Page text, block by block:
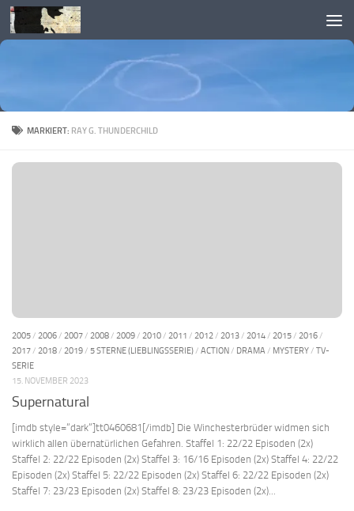
Skip to content
MARKIERT: RAY G. THUNDERCHILD
2005/ 2006/ 2007/ 2008/ 2009/ 2010/ 2011 / 2012/ 2013/ 2014/ 2015/ 2016/
2017/ 2018/ 2019/ 5 STERNE (LIEBLINGSSERIE)/ ACTION/ DRAMA / MYSTERY/ TV-
SERIE
15. NOVEMBER 2023
Supernatural
[imdb style=“dark“]tt0460681[/imdb] Die Winchesterbrüder widmen sich
wirklich allen übernatürlichen Gefahren. Staffel 1: 22/22 Episoden (2x)
Staffel 2: 22/22 Episoden (2x) Staffel 3: 16/16 Episoden (2x) Staffel 4: 22/22
Episoden (2x) Staffel 5: 22/22 Episoden (2x) Staffel 6: 22/22 Episoden (2x)
Staffel 7: 23/23 Episoden (2x) Staffel 8: 23/23 Episoden (2x)...